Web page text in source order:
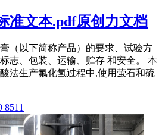
准文本.pdf原创力文档
（以下简称产品）的要求、试验方
志、包装、运输、贮存 和安全。 本
法生产氟化氢过程中,使用萤石和硫
8511